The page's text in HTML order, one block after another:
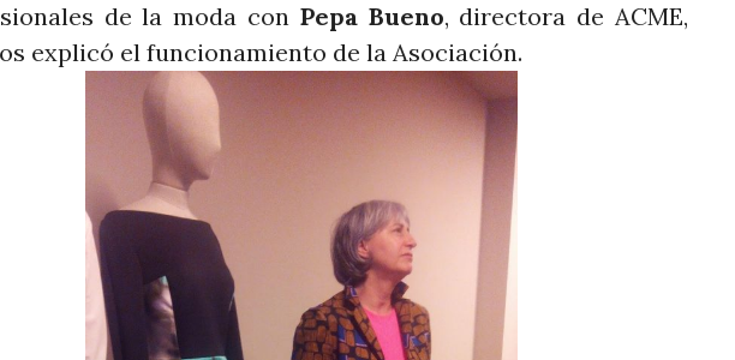
de la moda con Pepa Bueno, directora de ACME,
explicó el funcionamiento de la Asociación.